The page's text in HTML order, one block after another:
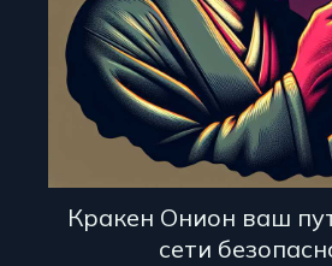
Кракен Онион ваш
сети